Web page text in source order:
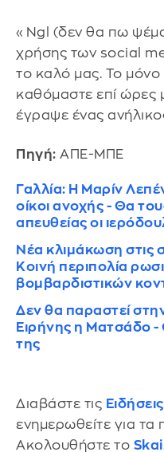
«Ngl (δεν θα πω
χρήσης των social
το καλό μας. Το μόνο
καθόμαστε επί ώρες
έγραψε ένας
Πηγή: ΑΠΕ-ΜΠΕ
Γαλλία: Η Μαρίν
οίκοι ανοχής - Θα
απευθείας οι
Νέα κλιμάκωση στις
Κοινή περιπολία
βομβαρδιστικών
Δεν θα παραστεί
Ειρήνης η Ματσάδο
της
Διαβάστε τις
ενημερωθείτε για
Ακολουθήστε το